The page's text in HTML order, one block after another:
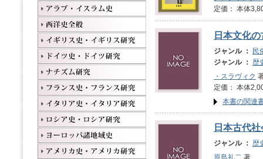
定価： 本体
日本文化
ジャンル ：
民
ジャンル ： 歴
・スラヴィク
定価： 本体
本書の関連
日本古代
ジャンル ： 歴
原島礼二 著